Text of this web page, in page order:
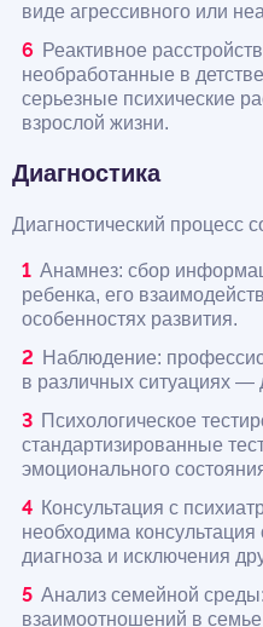
виде агрессивного или
Реактивное
необработанные в
серьезные психические
взрослой жизни.
Диагностика
Диагностический процесс
Анамнез: сбор
ребенка, его
особенностях развития.
Наблюдение:
в различных ситуациях —
Психологическое
стандартизированные
эмоционального
Консультация с
необходима
диагноза и исключения
Анализ семейной
взаимоотношений в